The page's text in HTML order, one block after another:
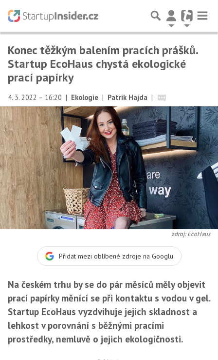
Konec těžkým balením pracích prášků.
Startup EcoHaus chystá ekologické
prací papírky
4. 3. 2022 – 16:20 | Ekologie | Patrik Hajda |
zdroj: EcoHaus
Přidat mezi oblíbené zdroje na Googlu
Na českém trhu by se do pár měsíců měly objevit
prací papírky měnící se při kontaktu s vodou v gel.
Startup EcoHaus vyzdvihuje jejich skladnost a
lehkost v porovnání s běžnými pracími
prostředky, nemluvě o jejich ekologičnosti.